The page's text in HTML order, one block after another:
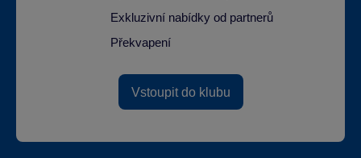
Exkluzivní nabídky od partnerů
Překvapení
Vstoupit do klubu